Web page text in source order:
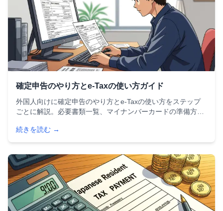
確定申告のやり方とe-Taxの使い方ガイド
外国人向けに確定申告のやり方とe-Taxの使い方をステップ
ごとに解説。必要書類一覧、マイナンバーカードの準備方
が初めての方にもわかりやすく紹介します。
続きを読む →